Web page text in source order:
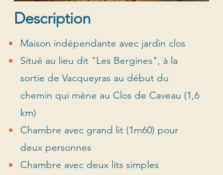
Description
Maison indépendante avec jardin clos
Situé au lieu dit "Les Bergines", à la
sortie de Vacqueyras au début du
chemin qui mène au Clos de Caveau (1,6
km)
Chambre avec grand lit (1m60) pour
deux personnes
Chambre avec deux lits simples